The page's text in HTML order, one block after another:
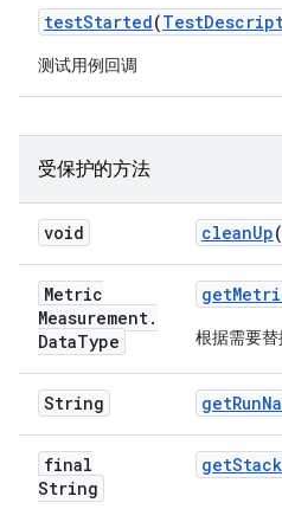
testStarted(Test
测试用例回调
受保护的方法
void cleanUp
Metric
Measurement.
DataType
get
根据需要替
String getRun
final
String
getStack